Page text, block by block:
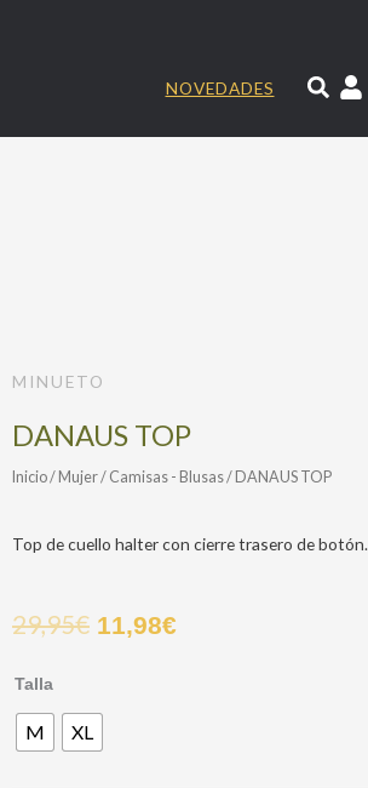
NOVEDADES
MINUETO
DANAUS TOP
Inicio/ Mujer/ Camisas - Blusas/ DANAUS TOP
Top de cuello halter con cierre trasero de botón.
29,95€ 11,98€
Talla
M XL
DANAUS
cantidad